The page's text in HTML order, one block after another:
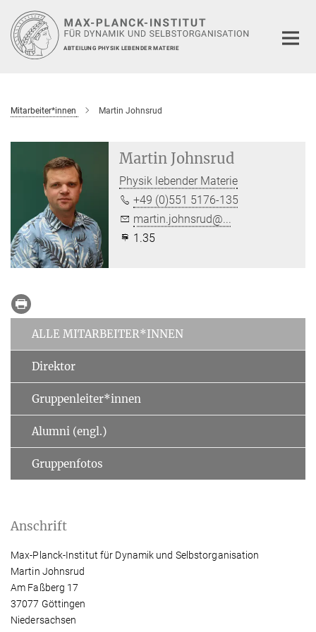
Hauptinhalt
ABTEILUNG PHYSIK LEBENDER MATERIE
Mitarbeiter*innen Martin Johnsrud
Martin Johnsrud
Physik lebender Materie
+49 (0)551 5176-135
martin.johnsrud@...
1.35
ALLE MITARBEITER*INNEN
Direktor
Gruppenleiter*innen
Alumni (engl.)
Gruppenfotos
Anschrift
Max-Planck-Institut für Dynamik und Selbstorganisation
Martin Johnsrud
Am Faßberg 17
37077 Göttingen
Niedersachsen